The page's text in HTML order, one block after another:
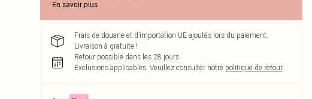
En savoir plus
Frais de douane et d’importation UE ajoutés lors du paiement.
Livraison à gratuite !
Retour possible dans les 28 jours
Exclusions applicables. Veuillez consulter notre politique de retour